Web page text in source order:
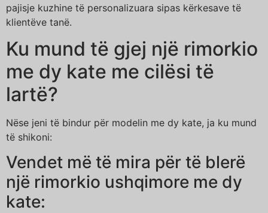
pajisje kuzhine të personalizuara sipas kërkesave të
klientëve tanë.
Ku mund të gjej një rimorkio
me dy kate me cilësi të
lartë?
Nëse jeni të bindur për modelin me dy kate, ja ku mund
të shikoni:
Vendet më të mira për të blerë
një rimorkio ushqimore me dy
kate: